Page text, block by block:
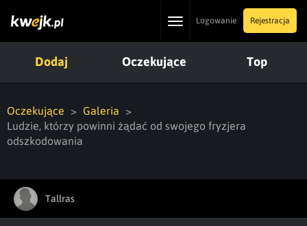
ToggleLogowanie Rejestracja
Dodaj Oczekujące Top
Oczekujące
Galeria
Ludzie, którzy powinni żądać od swojego fryzjera
odszkodowania
Tallras